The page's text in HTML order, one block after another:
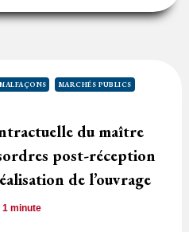
MALFAÇONS
MARCHÉS PUBLICS
du maître
post-réception
de l’ouvrage
1 minute